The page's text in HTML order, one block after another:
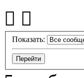
Показать: